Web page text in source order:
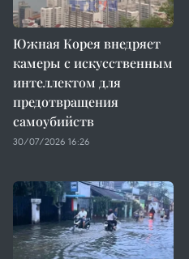
Южная Корея внедряет
камеры с искусственным
интеллектом для
предотвращения
самоубийств
30/07/2026 16:26